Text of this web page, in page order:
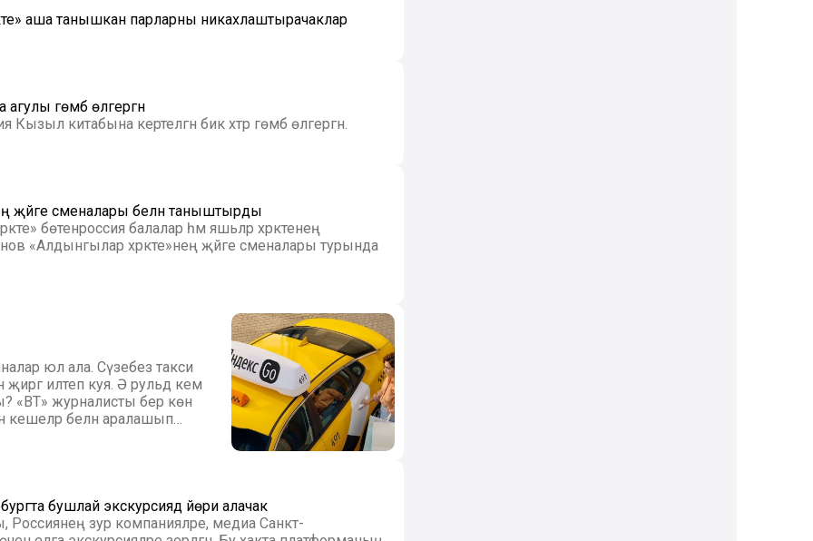
аша танышкан парларны никахлаштырачаклар
гөмбә өлгергән
китабына кертелгән бик хәтәр гөмбә өлгергән.
җәйге сменалары белән таныштырды
бөтенроссия балалар һәм яшьләр хәрәкәтенең
«Алдынгылар хәрәкәте»нең җәйге сменалары турында
юл ала. Сүзебез такси
җиргә илтеп куя. Ә рульдә кем
«ВТ» журналисты бер көн
кешеләр белән аралашып
бушлай экскурсиядә йөри алачак
зур компанияләре, медиа Санкт-